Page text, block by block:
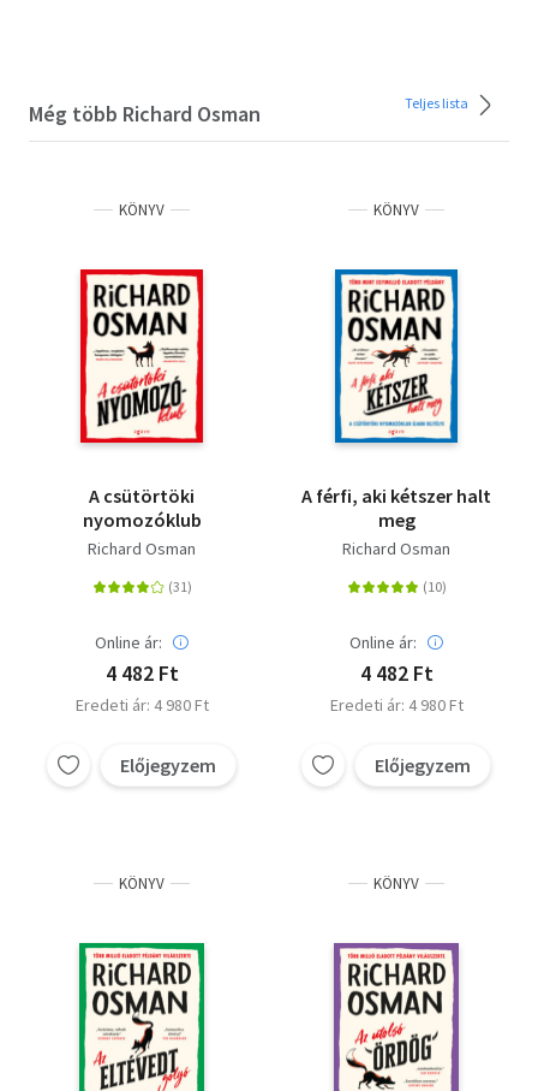
Még több Richard Osman Teljes lista
KÖNYV
A csütörtöki
nyomozóklub
Richard Osman
Online ár:
4 482 Ft
Eredeti ár: 4 980 Ft
Előjegyzem
KÖNYV
A férfi, aki kétszer halt
meg
Richard Osman
Online ár:
4 482 Ft
Eredeti ár: 4 980 Ft
Előjegyzem
KÖNYV KÖNYV